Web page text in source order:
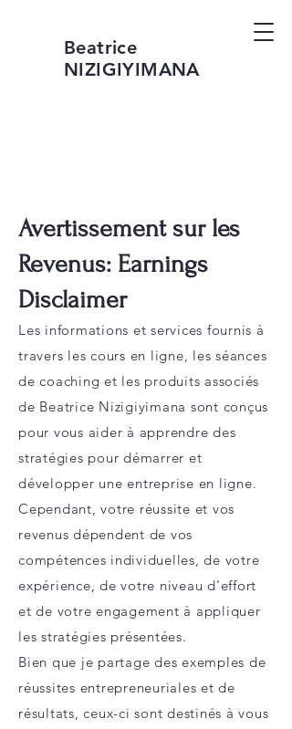
Beatrice
NIZIGIYIMANA
Avertissement sur les
Revenus: Earnings
Disclaimer
Les informations et services fournis à
travers les cours en ligne, les séances
de coaching et les produits associés
de Beatrice Nizigiyimana sont conçus
pour vous aider à apprendre des
stratégies pour démarrer et
développer une entreprise en ligne.
Cependant, votre réussite et vos
revenus dépendent de vos
compétences individuelles, de votre
expérience, de votre niveau d'effort
et de votre engagement à appliquer
les stratégies présentées.
Bien que je partage des exemples de
réussites entrepreneuriales et de
résultats, ceux-ci sont destinés à vous